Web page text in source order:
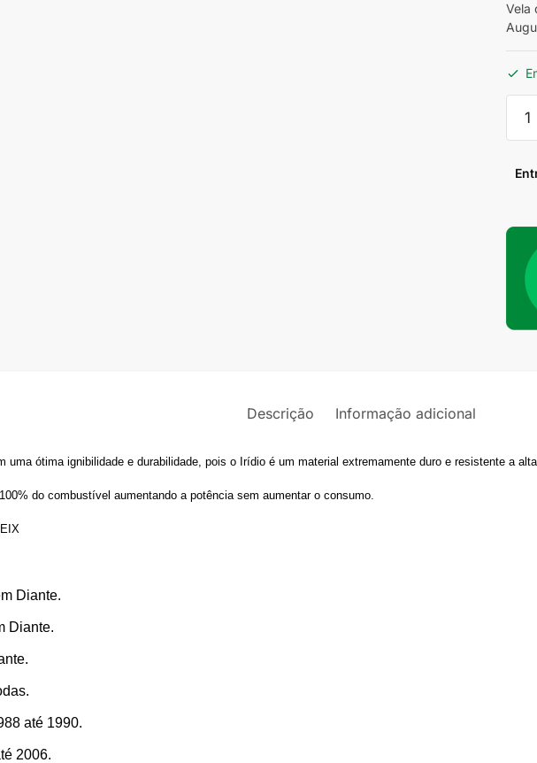
Vela
para
MV
Descrição Informação adicional
uma ótima ignibilidade e durabilidade, pois o Irídio é um material extremamente duro e resistente a
do combustível aumentando a potência sem aumentar o consumo.
Diante.
Diante.
até 1990.
2006.